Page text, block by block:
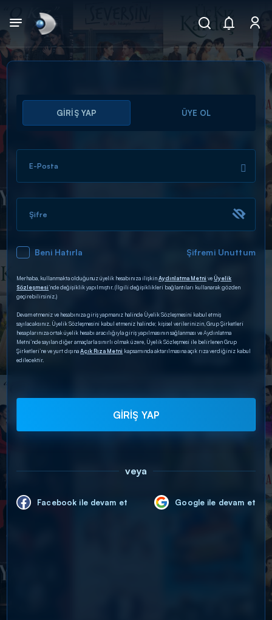
Arama
ARAMA SONUÇLARI
DİĞER SONUÇLAR
GİRİŞ YAP ÜYE OL
E-Posta
Şifre
Beni Hatırla Şifremi Unuttum
Merhaba, kullanmakta olduğunuz üyelik hesabınıza ilişkinAydınlatma Metni veÜyelik
Sözleşmesi’nde değişiklik yapılmıştır. (İlgili değişiklikleri bağlantıları kullanarak gözden
geçirebilirsiniz.)
Devam etmeniz ve hesabınıza giriş yapmanız halinde Üyelik Sözleşmesini kabul etmiş
sayılacaksınız. Üyelik Sözleşmesini kabul etmeniz halinde; kişisel verilerinizin, Grup Şirketleri
hesaplarınıza ortak üyelik hesabı aracılığıyla giriş yapılmasının sağlanması ve Aydınlatma
Metni’nde sayılan diğer amaçlarla sınırlı olmak üzere, Üyelik Sözleşmesi ile belirlenen Grup
Şirketleri’ne ve yurt dışınaAçık Rıza Metni kapsamında aktarılmasına açık rıza verdiğiniz kabul
edilecektir.
GİRİŞ YAP
veya
Facebook ile devam et Google ile devam et